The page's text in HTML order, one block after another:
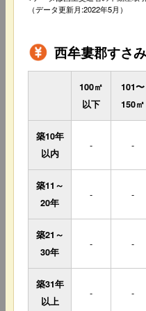
（データ更新月:2022年5月）
西牟婁郡すさ
100㎡
以下
101〜
150㎡
築10年
以内
- -
築11～
20年
- -
築21～
30年
- -
築31年
以上
- -